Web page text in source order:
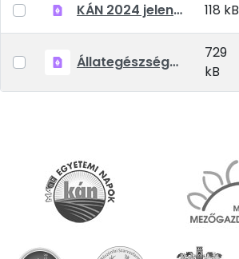
KÁN 2024 jelentkezési lap 118 kB
Állategészségügyi feltételek 2024
729
kB